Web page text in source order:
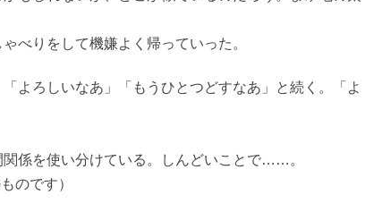
べりをして機嫌よく帰っていった。
よろしいなあ」「もうひとつどすなあ」と続く。「よ
係を使い分けている。しんどいことで……。
のです）